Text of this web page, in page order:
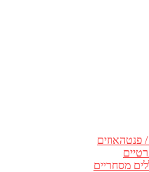
/ פנטהאוזים
מסחריים